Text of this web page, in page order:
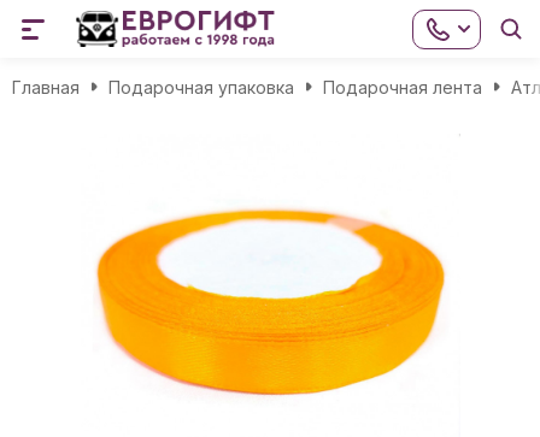
Главная Подарочная упаковка Подарочная лента